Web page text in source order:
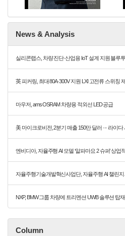
News & Analysis
실리콘랩스, 차량 진단·산업용 IoT 설계 지원 블루
英 피커링, 최대 80A·300V 지원 LXI 고전류 스위칭
마우저, ams OSRAM 차량용 적외선 LED 공급
美 마이크로비전, 2분기 매출 150만 달러 ··· 라이
엔비디아, 자율주행 AI 모델 ‘알파마요 2 슈퍼’ 상업
자율주행기술개발혁신사업단, 자율주행 AI 챌린
NXP, BMW 그룹 차량에 트리멘션 UWB 솔루션 탑재
Column